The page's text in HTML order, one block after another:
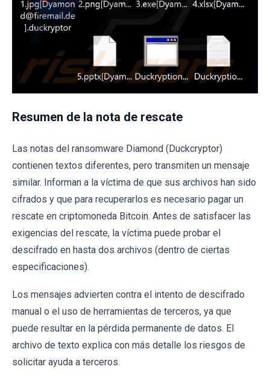
Resumen de la nota de rescate
Las notas del ransomware Diamond (Duckcryptor)
contienen textos diferentes, pero transmiten un mensaje
similar. Informan a la víctima de que sus archivos han sido
cifrados y que para recuperarlos es necesario pagar un
rescate en criptomoneda Bitcoin. Antes de satisfacer las
exigencias del rescate, la víctima puede probar el
descifrado en hasta dos archivos (dentro de ciertas
especificaciones).
Los mensajes advierten contra el intento de descifrado
manual o el uso de herramientas de terceros, ya que
puede resultar en la pérdida permanente de datos. El
archivo de texto explica con más detalle los riesgos de
solicitar ayuda a terceros.